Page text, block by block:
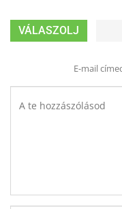
VÁLASZOLJ
E-mail